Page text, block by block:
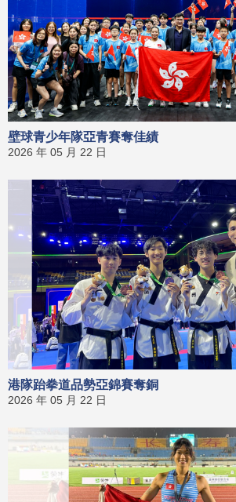
壁球青少年隊亞青賽奪佳績
2026 年 05 月 22 日
港隊跆拳道品勢亞錦賽奪銅
2026 年 05 月 22 日